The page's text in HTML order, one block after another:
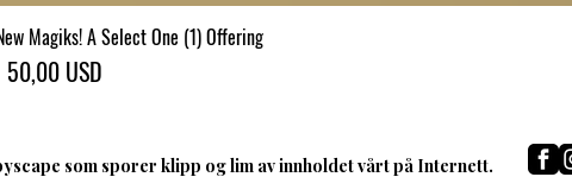
Hurtigvisning
Magiks! A Select One (1) Offering
Pris
50,00 USD
som sporer klipp og lim av innholdet vårt på Internett.